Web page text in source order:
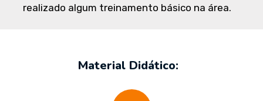
realizado algum treinamento básico na área.
Material Didático: